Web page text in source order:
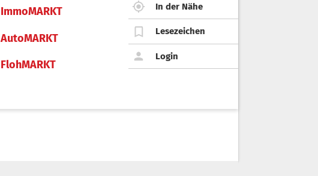
ImmoMARKT
AutoMARKT
FlohMARKT
In der Nähe
Lesezeichen
Login